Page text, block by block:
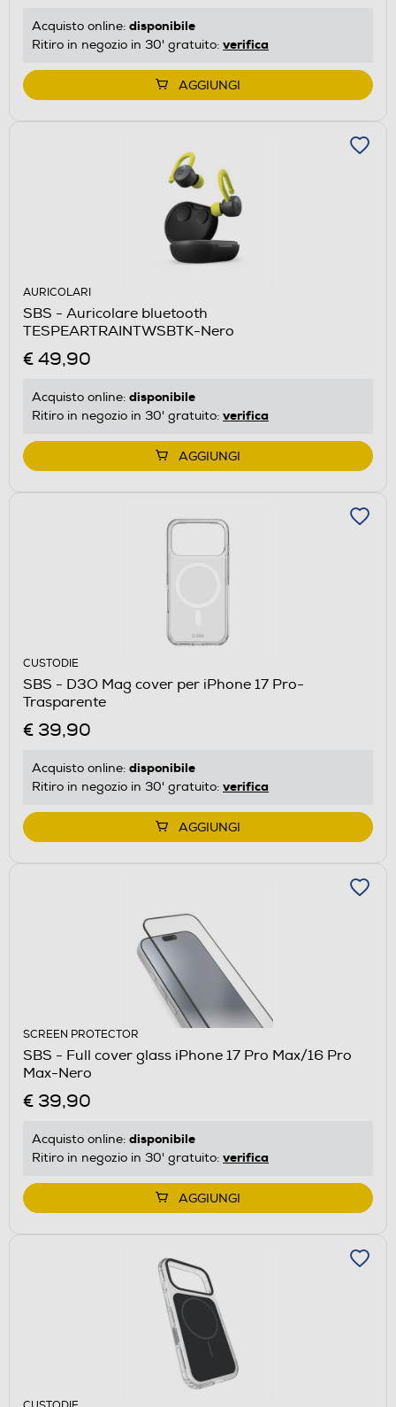
Acquisto online: disponibile
Ritiro in negozio in 30' gratuito: verifica
AGGIUNGI
AURICOLARI
SBS - Auricolare bluetooth
TESPEARTRAINTWSBTK-Nero
€ 49,90
Acquisto online: disponibile
Ritiro in negozio in 30' gratuito: verifica
AGGIUNGI
CUSTODIE
SBS - D3O Mag cover per iPhone 17 Pro-
Trasparente
€ 39,90
Acquisto online: disponibile
Ritiro in negozio in 30' gratuito: verifica
AGGIUNGI
SCREEN PROTECTOR
SBS - Full cover glass iPhone 17 Pro Max/16 Pro
Max-Nero
€ 39,90
Acquisto online: disponibile
Ritiro in negozio in 30' gratuito: verifica
AGGIUNGI